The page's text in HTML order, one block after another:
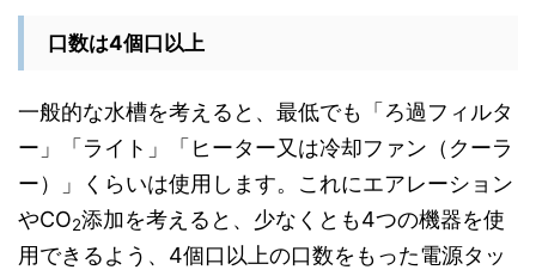
口数は4個口以上
一般的な水槽を考えると、最低でも「ろ過フィルタ
ー」「ライト」「ヒーター又は冷却ファン（クーラ
ー）」くらいは使用します。これにエアレーション
やCO2添加を考えると、少なくとも4つの機器を使
用できるよう、4個口以上の口数をもった電源タッ